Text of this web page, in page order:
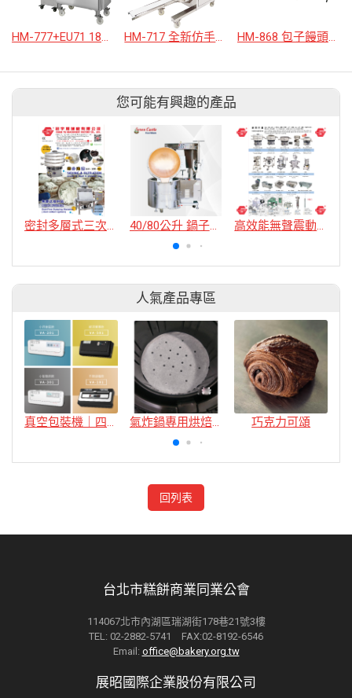
HM-777+EU71 18摺小籠湯包生產線 HM-717 全新仿手作水餃機 HM-868 包子饅頭、麵包、麵糰包餡成型機
您可能有興趣的產品
密封多層式三次元震動篩粉過濾機 40/80公升 鍋子電動傾倒加熱攪拌機 高效能無聲震動過濾機
人氣產品專區
真空包裝機｜四款 氣炸鍋專用烘焙紙 巧克力可頌
回列表
台北市糕餅商業同業公會
114067北市內湖區瑞湖街178巷21號3樓
TEL: 02-2882-5741 FAX:02-8192-6546
Email: office@bakery.org.tw
展昭國際企業股份有限公司